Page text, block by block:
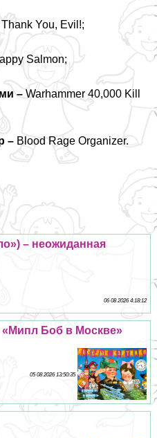
Thank You, Evil!;
Salmon;
– Warhammer 40,000 Kill
– Blood Rage Organizer.
– неожиданная
06 08 2026 4:18:12
Боб в Москве»
05 08 2026 13:50:35